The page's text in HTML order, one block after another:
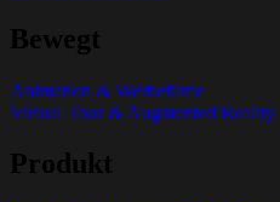
Bewegt
Animation & Werbefilme
Virtual Tour & Augmented Reality
Produkt